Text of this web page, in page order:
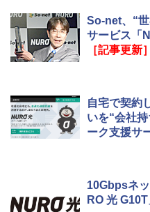
So-net、“
サービス「
［記事更新］
自宅で契約
いを“会社
ーク支援サ
10Gbpsネ
RO 光 G10T